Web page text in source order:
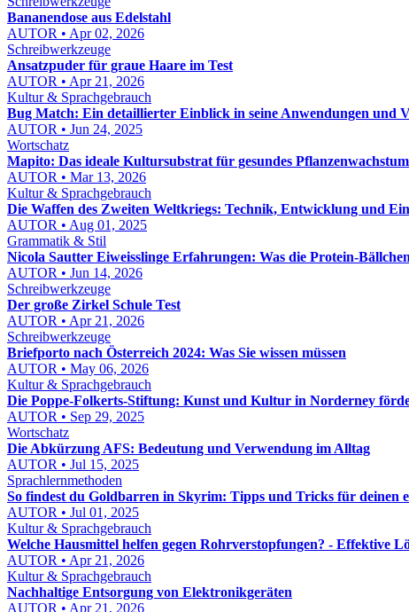
Bananendose aus Edelstahl
AUTOR • Apr 02, 2026
Schreibwerkzeuge
Ansatzpuder für graue Haare im Test
AUTOR • Apr 21, 2026
Kultur & Sprachgebrauch
Bug Match: Ein detaillierter Einblick in seine Anwendungen und
AUTOR • Jun 24, 2025
Wortschatz
Mapito: Das ideale Kultursubstrat für gesundes Pflanzenwachstum
AUTOR • Mar 13, 2026
Kultur & Sprachgebrauch
Die Waffen des Zweiten Weltkriegs: Technik, Entwicklung und
AUTOR • Aug 01, 2025
Grammatik & Stil
Nicola Sautter Eiweisslinge Erfahrungen: Was die Protein-
AUTOR • Jun 14, 2026
Schreibwerkzeuge
Der große Zirkel Schule Test
AUTOR • Apr 21, 2026
Schreibwerkzeuge
Briefporto nach Österreich 2024: Was Sie wissen müssen
AUTOR • May 06, 2026
Kultur & Sprachgebrauch
Die Poppe-Folkerts-Stiftung: Kunst und Kultur in Norderney
AUTOR • Sep 29, 2025
Wortschatz
Die Abkürzung AFS: Bedeutung und Verwendung im Alltag
AUTOR • Jul 15, 2025
Sprachlernmethoden
So findest du Goldbarren in Skyrim: Tipps und Tricks für deinen
AUTOR • Jul 01, 2025
Kultur & Sprachgebrauch
Welche Hausmittel helfen gegen Rohrverstopfungen? - Effektive
AUTOR • Apr 21, 2026
Kultur & Sprachgebrauch
Nachhaltige Entsorgung von Elektronikgeräten
AUTOR • Apr 21, 2026